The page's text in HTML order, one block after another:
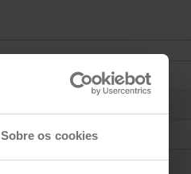
Sobre os cookies